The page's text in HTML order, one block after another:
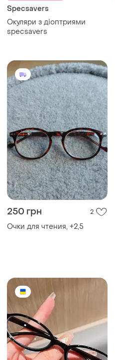
Specsavers
Окуляри з діоптриями
specsavers
250 грн 2
Очки для чтения, +2,5